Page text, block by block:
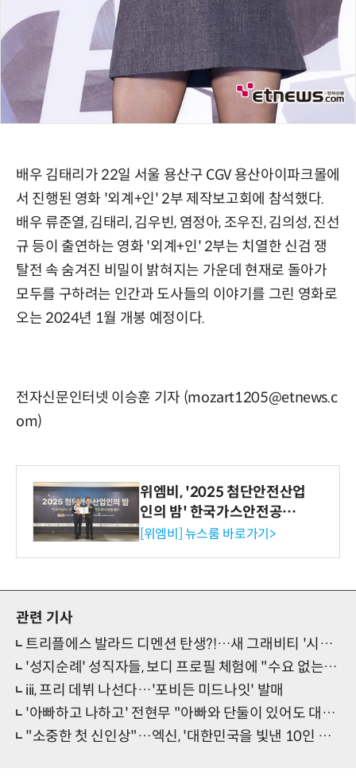
배우 김태리가 22일 서울 용산구 CGV 용산아이파크몰에
서 진행된 영화 '외계+인' 2부 제작보고회에 참석했다.
배우 류준열, 김태리, 김우빈, 염정아, 조우진, 김의성, 진선
규 등이 출연하는 영화 '외계+인' 2부는 치열한 신검 쟁
탈전 속 숨겨진 비밀이 밝혀지는 가운데 현재로 돌아가
모두를 구하려는 인간과 도사들의 이야기를 그린 영화로
오는 2024년 1월 개봉 예정이다.
전자신문인터넷 이승훈 기자 (mozart1205@etnews.c
om)
위엠비, '2025 첨단안전산업
인의 밤' 한국가스안전공사
사장상 수상
[위엠비] 뉴스룸 바로가기>
관련 기사
트리플에스 발라드 디멘션 탄생?!…새 그래비티 '시선집중'
'성지순례' 성직자들, 보디 프로필 체험에 "수요 없는 공급" 난감
iii, 프리 데뷔 나선다…'포비든 미드나잇' 발매
'아빠하고 나하고' 전현무 "아빠와 단둘이 있어도 대화 안 해"
"소중한 첫 신인상"…엑신, '대한민국을 빛낸 10인 대상 시상식' 참석